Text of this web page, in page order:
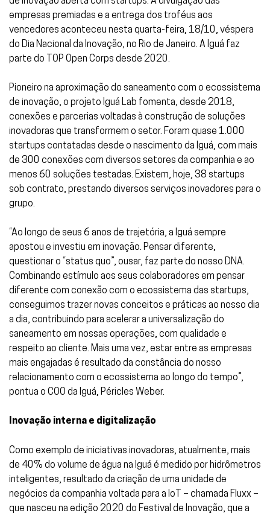
empresas premiadas e a entrega dos troféus aos
vencedores aconteceu nesta quarta-feira, 18/10, véspera
do Dia Nacional da Inovação, no Rio de Janeiro. A Iguá faz
parte do TOP Open Corps desde 2020.
Pioneiro na aproximação do saneamento com o ecossistema
de inovação, o projeto Iguá Lab fomenta, desde 2018,
conexões e parcerias voltadas à construção de soluções
inovadoras que transformem o setor. Foram quase 1.000
startups contatadas desde o nascimento da Iguá, com mais
de 300 conexões com diversos setores da companhia e ao
menos 60 soluções testadas. Existem, hoje, 38 startups
sob contrato, prestando diversos serviços inovadores para o
grupo.
“Ao longo de seus 6 anos de trajetória, a Iguá sempre
apostou e investiu em inovação. Pensar diferente,
questionar o “status quo”, ousar, faz parte do nosso DNA.
Combinando estímulo aos seus colaboradores em pensar
diferente com conexão com o ecossistema das startups,
conseguimos trazer novas conceitos e práticas ao nosso dia
a dia, contribuindo para acelerar a universalização do
saneamento em nossas operações, com qualidade e
respeito ao cliente. Mais uma vez, estar entre as empresas
mais engajadas é resultado da constância do nosso
relacionamento com o ecossistema ao longo do tempo”,
pontua o COO da Iguá, Péricles Weber.
Inovação interna e digitalização
Como exemplo de iniciativas inovadoras, atualmente, mais
de 40% do volume de água na Iguá é medido por hidrômetros
inteligentes, resultado da criação de uma unidade de
negócios da companhia voltada para a IoT – chamada Fluxx –
que nasceu na edição 2020 do Festival de Inovação, que a